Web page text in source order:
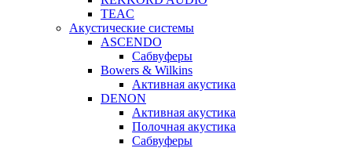
TEAC
Акустические системы
ASCENDO
Сабвуферы
Bowers & Wilkins
Активная акустика
DENON
Активная акустика
Полочная акустика
Сабвуферы